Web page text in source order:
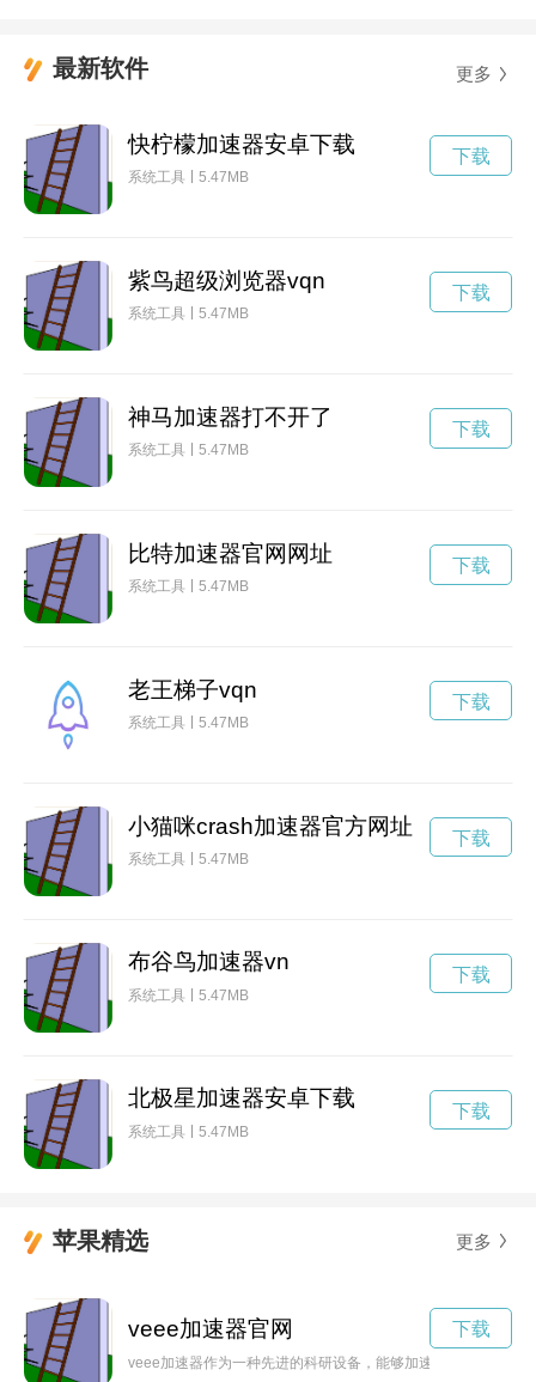
最新软件 更多
快柠檬加速器安卓下载
系统工具 5.47MB
下载
紫鸟超级浏览器vqn
系统工具 5.47MB
下载
神马加速器打不开了
系统工具 5.47MB
下载
比特加速器官网网址
系统工具 5.47MB
下载
老王梯子vqn
系统工具 5.47MB
下载
小猫咪crash加速器官方网址
系统工具 5.47MB
下载
布谷鸟加速器vn
系统工具 5.47MB
下载
北极星加速器安卓下载
系统工具 5.47MB
下载
苹果精选 更多
veee加速器官网
veee加速器作为一种先进的科研设备，能够加速粒子到极高速
下载